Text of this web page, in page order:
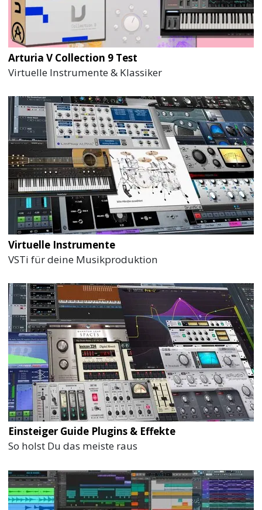
Arturia V Collection 9 Test
Virtuelle Instrumente & Klassiker
Virtuelle Instrumente
VSTi für deine Musikproduktion
Einsteiger Guide Plugins & Effekte
So holst Du das meiste raus